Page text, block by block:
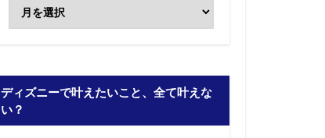
ディズニーで叶えたいこと、全て叶えな
い？